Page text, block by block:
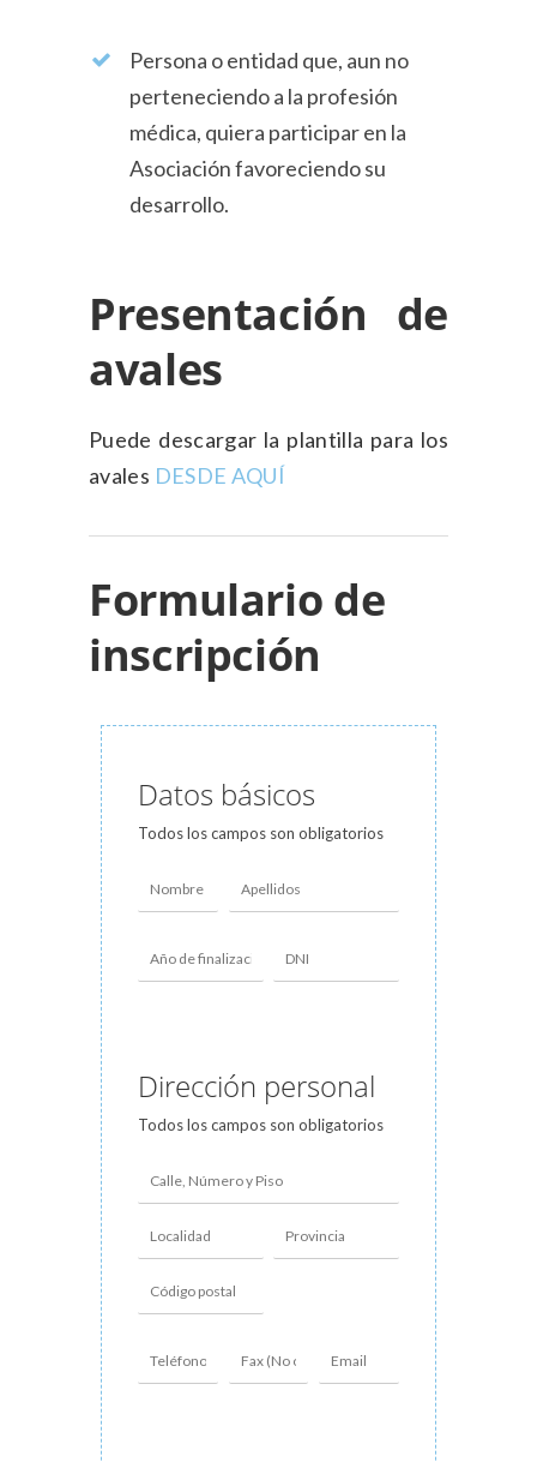
Persona o entidad que, aun no
perteneciendo a la profesión
médica, quiera participar en la
Asociación favoreciendo su
desarrollo.
Presentación de
avales
Puede descargar la plantilla para los
avales DESDE AQUÍ
Formulario de
inscripción
Datos básicos
Todos los campos son obligatorios
Dirección personal
Todos los campos son obligatorios